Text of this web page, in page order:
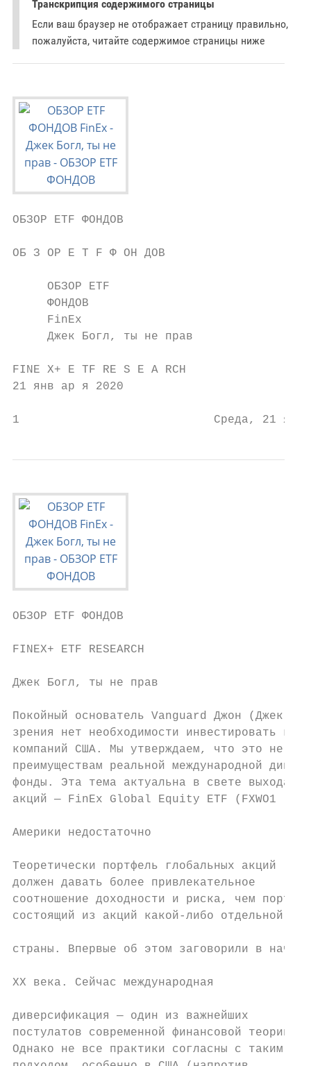
Транскрипция содержимого страницы
Если ваш браузер не отображает страницу правильно,
пожалуйста, читайте содержимое страницы ниже
ОБЗОР ETF ФОНДОВ
ОБ З ОР E T F Ф ОН ДОВ
     ОБЗОР ETF
     ФОНДОВ
     FinEx
     Джек Богл, ты не прав
FINE X+ E TF RE S E A RCH
21 янв ар я 2020
1                            Среда, 21
ОБЗОР ETF ФОНДОВ
FINEX+ ETF RESEARCH
Джек Богл, ты не прав
Покойный основатель Vanguard Джон (Джек)
зрения нет необходимости инвестировать
компаний США. Мы утверждаем, что это не
преимуществам реальной международной
фонды. Эта тема актуальна в свете выхода
акций — FinEx Global Equity ETF (FXWO1 ).
Америки недостаточно
Теоретически портфель глобальных
должен давать более
соотношение доходности и риска, чем
состоящий из акций какой-либо отдельной
страны. Впервые об этом заговорили в начале
XX века. Сейчас международная
диверсификация — один из важнейших
постулатов современной
Однако не все практики согласны с таким